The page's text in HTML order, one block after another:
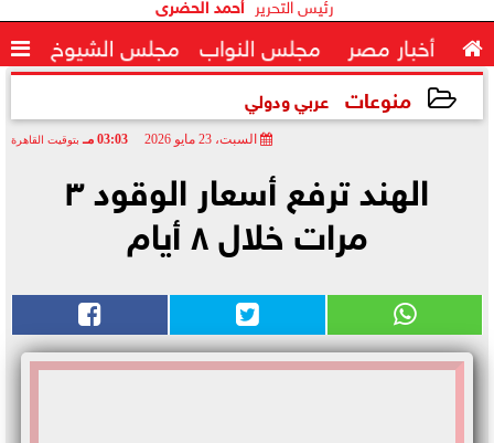
 أخبار مصر مجلس النواب مجلس الشيوخ 
منوعات عربي ودولي
السبت، 23 مايو 2026 03:03 مـ بتوقيت القاهرة
الهند ترفع أسعار الوقود ٣
مرات خلال ٨ أيام